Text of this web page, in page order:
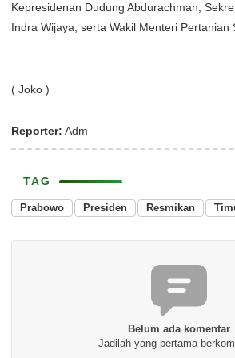
Kepresidenan Dudung Abdurachman,
Indra Wijaya, serta Wakil Menteri Pertanian
( Joko )
Reporter: Adm
TAG
Prabowo Presiden Resmikan
Belum ada komentar
Jadilah yang pertama